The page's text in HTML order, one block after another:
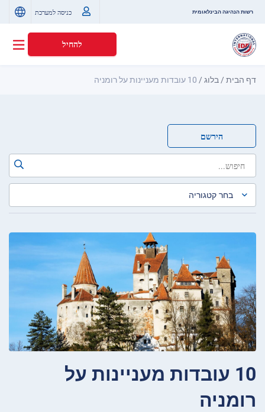
רשות הנהיגה הבינלאומית כניסה למערכת
להחיל
דף הבית/ בלוג/ 10 עובדות מעניינות על רומניה
הירשם
10 עובדות מעניינות על
רומניה